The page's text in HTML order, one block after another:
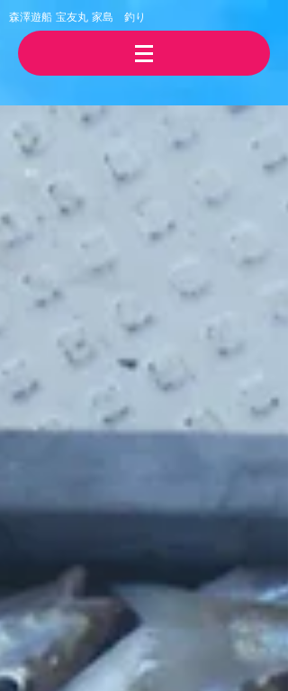
森澤遊船 宝友丸 ​家島 釣り